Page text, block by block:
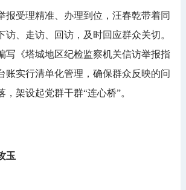
受理精准、办理到位，汪春乾带着同
访、走访、回访，及时回应群众关切。
写《塔城地区纪检监察机关信访举报指
账实行清单化管理，确保群众反映的问
架设起党群干群“连心桥”。
玉